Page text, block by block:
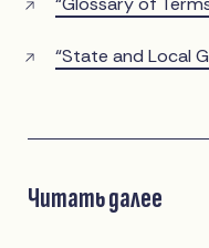
“State and Local
Читать далее